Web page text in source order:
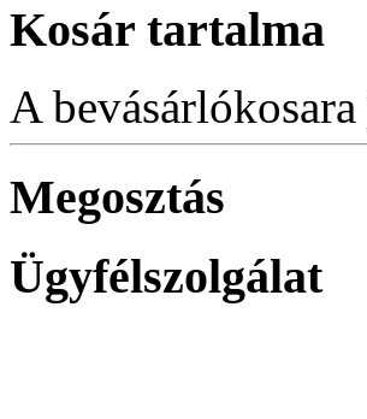
Kosár tartalma
A
Megosztás
Ügyfélszolgálat